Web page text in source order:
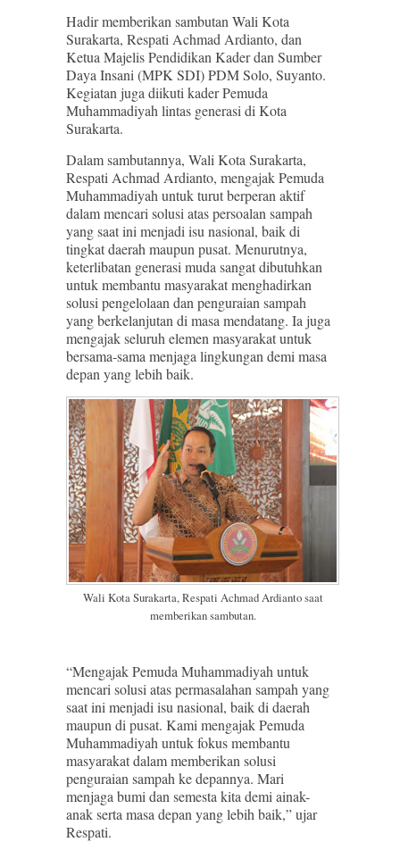
Hadir memberikan sambutan Wali Kota
Surakarta, Respati Achmad Ardianto, dan
Ketua Majelis Pendidikan Kader dan Sumber
Daya Insani (MPK SDI) PDM Solo, Suyanto.
Kegiatan juga diikuti kader Pemuda
Muhammadiyah lintas generasi di Kota
Surakarta.
Dalam sambutannya, Wali Kota Surakarta,
Respati Achmad Ardianto, mengajak Pemuda
Muhammadiyah untuk turut berperan aktif
dalam mencari solusi atas persoalan sampah
yang saat ini menjadi isu nasional, baik di
tingkat daerah maupun pusat. Menurutnya,
keterlibatan generasi muda sangat dibutuhkan
untuk membantu masyarakat menghadirkan
solusi pengelolaan dan penguraian sampah
yang berkelanjutan di masa mendatang. Ia juga
mengajak seluruh elemen masyarakat untuk
bersama-sama menjaga lingkungan demi masa
depan yang lebih baik.
Wali Kota Surakarta, Respati Achmad Ardianto saat
memberikan sambutan.
“Mengajak Pemuda Muhammadiyah untuk
mencari solusi atas permasalahan sampah yang
saat ini menjadi isu nasional, baik di daerah
maupun di pusat. Kami mengajak Pemuda
Muhammadiyah untuk fokus membantu
masyarakat dalam memberikan solusi
penguraian sampah ke depannya. Mari
menjaga bumi dan semesta kita demi ainak-
anak serta masa depan yang lebih baik,” ujar
Respati.